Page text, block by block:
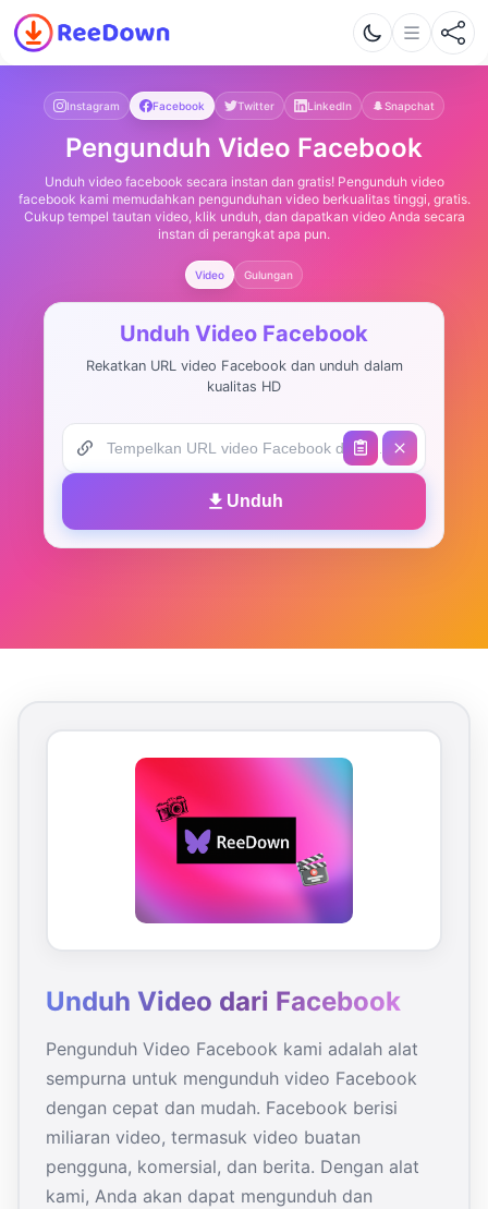
Instagram Facebook Twitter LinkedIn Snapchat
Pengunduh Video Facebook
Unduh video facebook secara instan dan gratis! Pengunduh video
facebook kami memudahkan pengunduhan video berkualitas tinggi, gratis.
Cukup tempel tautan video, klik unduh, dan dapatkan video Anda secara
instan di perangkat apa pun.
Video Gulungan
Unduh Video Facebook
Rekatkan URL video Facebook dan unduh dalam
kualitas HD
Unduh
Unduh Video dari Facebook
Pengunduh Video Facebook kami adalah alat
sempurna untuk mengunduh video Facebook
dengan cepat dan mudah. Facebook berisi
miliaran video, termasuk video buatan
pengguna, komersial, dan berita. Dengan alat
kami, Anda akan dapat mengunduh dan